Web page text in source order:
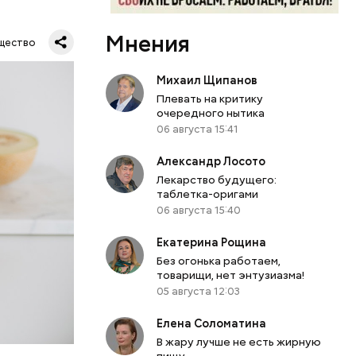
Мнения
Михаил Щипанов
Плевать на критику
очередного нытика
06 августа 15:41
Александр Лосото
Лекарство будущего:
таблетка-оригами
06 августа 15:40
Екатерина Рощина
Без огонька работаем,
товарищи, нет энтузиазма!
05 августа 12:03
Елена Соломатина
В жару лучше не есть жирную